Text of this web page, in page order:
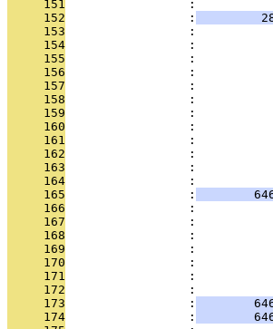
     151
:
     152
                 :
     153
:
     154
:
     155
:
     156
:
     157
:
     158
:
     159
:
     160
:
     161
:
     162
:
     163
:
     164
:
     165
                 :
     166
:
     167
:
     168
:
     169
:
     170
:
     171
:
     172
:
     173
                 :
     174
                 :